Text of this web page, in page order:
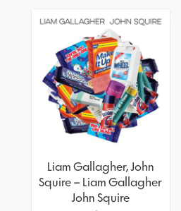
Liam Gallagher, John
Squire – Liam Gallagher
John Squire